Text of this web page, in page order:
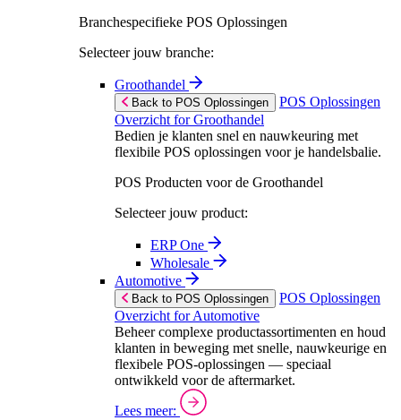
Branchespecifieke POS Oplossingen
Selecteer jouw branche:
Groothandel
Back to POS Oplossingen
POS Oplossingen
Overzicht for Groothandel
Bedien je klanten snel en nauwkeuring met
flexibile POS oplossingen voor je handelsbalie.
POS Producten voor de Groothandel
Selecteer jouw product:
ERP One
Wholesale
Automotive
Back to POS Oplossingen
POS Oplossingen
Overzicht for Automotive
Beheer complexe productassortimenten en houd
klanten in beweging met snelle, nauwkeurige en
flexibele POS-oplossingen — speciaal
ontwikkeld voor de aftermarket.
Lees meer: